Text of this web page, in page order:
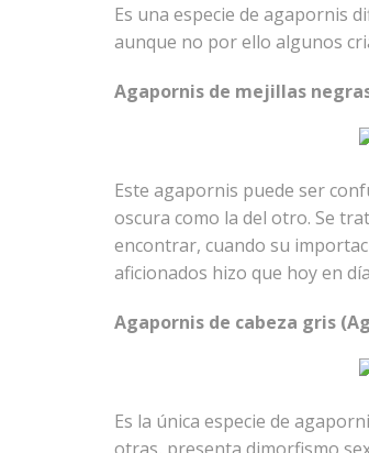
Es una especie de agapornis
aunque no por ello algunos
Agapornis de mejillas
Este agapornis puede ser
oscura como la del otro. Se
encontrar, cuando su
aficionados hizo que hoy en
Agapornis de cabeza gris
Es la única especie de